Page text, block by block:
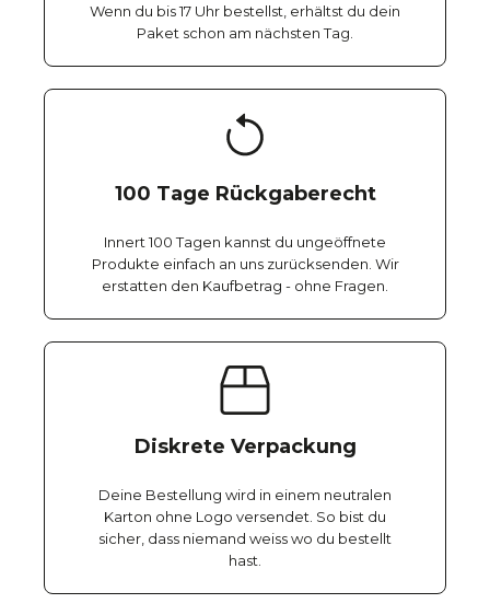
Wenn du bis 17 Uhr bestellst, erhältst du dein
Paket schon am nächsten Tag.
100 Tage Rückgaberecht
Innert 100 Tagen kannst du ungeöffnete
Produkte einfach an uns zurücksenden. Wir
erstatten den Kaufbetrag - ohne Fragen.
Diskrete Verpackung
Deine Bestellung wird in einem neutralen
Karton ohne Logo versendet. So bist du
sicher, dass niemand weiss wo du bestellt
hast.